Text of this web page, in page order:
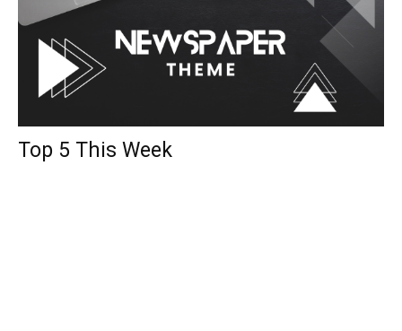
Top 5 This Week